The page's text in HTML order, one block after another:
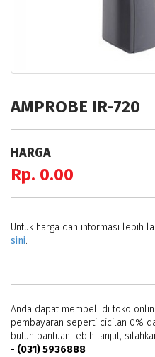
AMPROBE IR-720
HARGA
Rp. 0.00
Untuk harga dan informasi lebih
sini.
Anda dapat membeli di toko
pembayaran seperti cicilan 0%
butuh bantuan lebih lanjut,
- (031) 5936888